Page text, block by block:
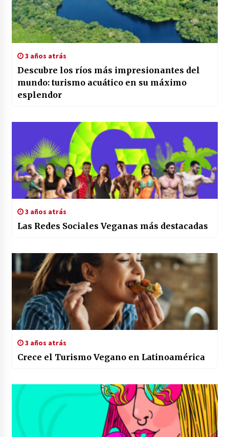
3 años atrás
Descubre los ríos más impresionantes del
mundo: turismo acuático en su máximo
esplendor
3 años atrás
Las Redes Sociales Veganas más destacadas
3 años atrás
Crece el Turismo Vegano en Latinoamérica